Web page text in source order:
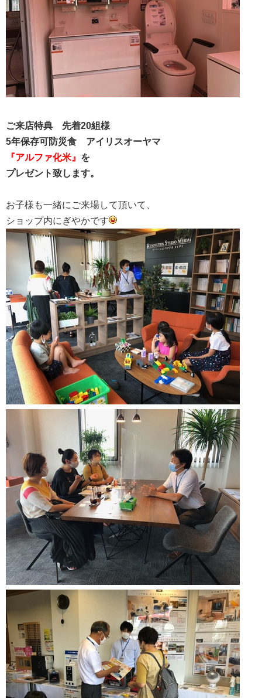
ご来店特典 先着20組様
5年保存可防災食 アイリスオーヤマ
『アルファ化米』 を
プレゼント致します。
お子様も一緒にご来場して頂いて、
ショップ内にぎやかです